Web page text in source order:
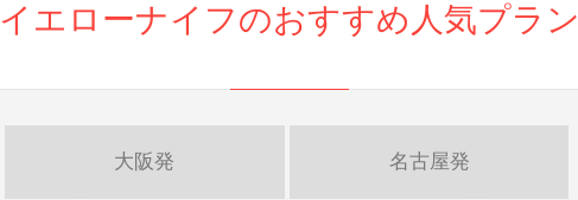
イエローナイフのおすすめ人気プラン
大阪発 名古屋発